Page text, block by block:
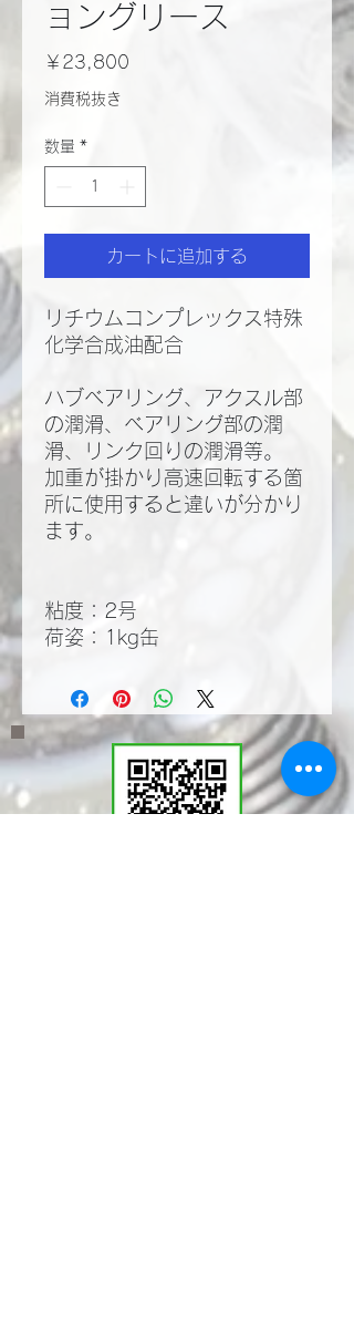
ョングリース
￥23,800
消費税抜き
数量 *
カートに追加する
リチウムコンプレックス特殊
化学合成油配合
ハブベアリング、アクスル部
の潤滑、ベアリング部の潤
滑、リンク回りの潤滑等。
加重が掛かり高速回転する箇
所に使用すると違いが分かり
ます。
粘度：2号
荷姿：1kg缶